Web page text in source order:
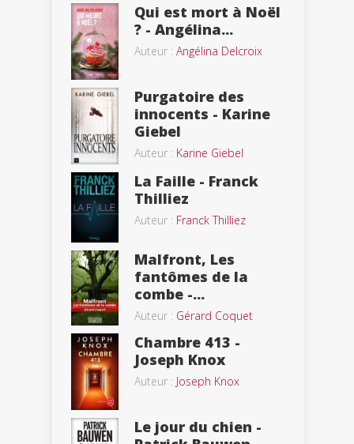
Qui est mort à Noël
? - Angélina...
Auteur : Angélina Delcroix
Purgatoire des
innocents - Karine
Giebel
Auteur : Karine Giebel
La Faille - Franck
Thilliez
Auteur : Franck Thilliez
Malfront, Les
fantômes de la
combe -...
Auteur : Gérard Coquet
Chambre 413 -
Joseph Knox
Auteur : Joseph Knox
Le jour du chien -